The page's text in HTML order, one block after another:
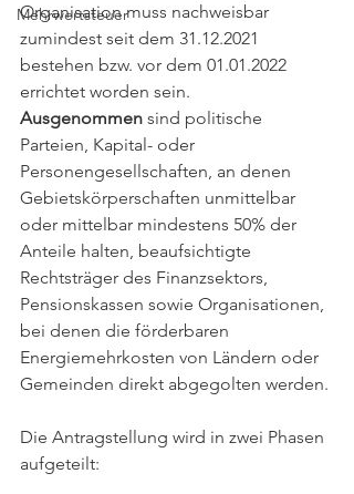
Mehrwertsteuer
Organisation muss nachweisbar
zumindest seit dem 31.12.2021
bestehen bzw. vor dem 01.01.2022
errichtet worden sein.
Ausgenommen sind politische
Parteien, Kapital- oder
Personengesellschaften, an denen
Gebietskörperschaften unmittelbar
oder mittelbar min­dest­ens 50% der
Anteile halten, beaufsichtigte
Rechtsträger des Finanzsektors,
Pensionskassen sowie Organisationen,
bei denen die förderbaren
Energiemehrkosten von Ländern oder
Gemeinden direkt abgegolten werden.
Die Antragstellung wird in zwei Phasen
aufgeteilt: